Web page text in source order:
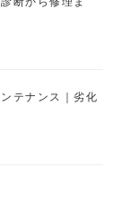
テナンス｜劣化